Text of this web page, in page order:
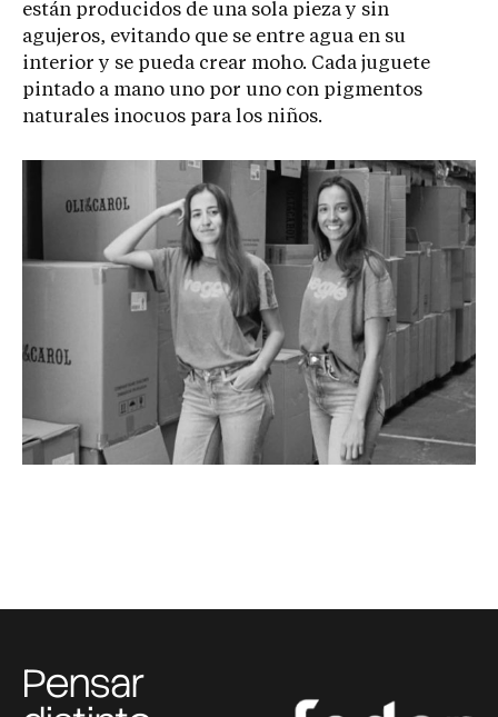
están producidos de una sola pieza y sin
agujeros, evitando que se entre agua en su
interior y se pueda crear moho. Cada juguete
pintado a mano uno por uno con pigmentos
naturales inocuos para los niños.
Pensar